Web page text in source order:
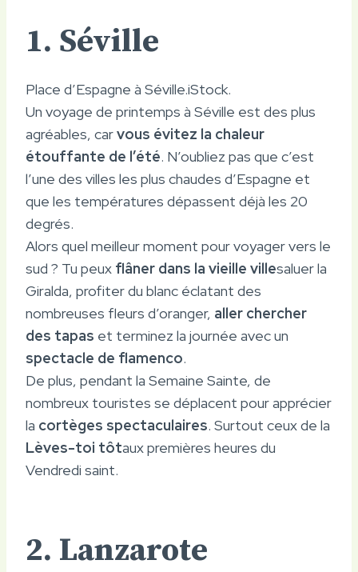
1. Séville
Place d’Espagne à Séville.iStock.
Un voyage de printemps à Séville est des plus
agréables, carvous évitez la chaleur
étouffante de l’été. N’oubliez pas que c’est
l’une des villes les plus chaudes d’Espagne et
que les températures dépassent déjà les 20
degrés.
Alors quel meilleur moment pour voyager vers le
sud ? Tu peux flâner dans la vieille villesaluer la
Giralda, profiter du blanc éclatant des
nombreuses fleurs d’oranger, aller chercher
des tapas et terminez la journée avec un
spectacle de flamenco.
De plus, pendant la Semaine Sainte, de
nombreux touristes se déplacent pour apprécier
la cortèges spectaculaires. Surtout ceux de la
Lèves-toi tôtaux premières heures du
Vendredi saint.
2. Lanzarote